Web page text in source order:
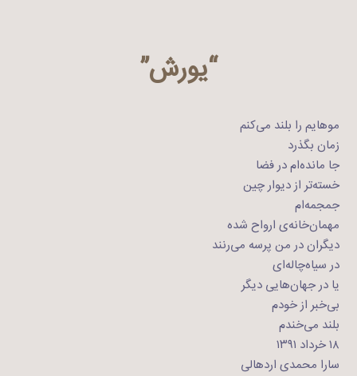
“یورش”
موهایم را بلند می‌کنم
زمان بگذرد
جا مانده‌ام در فضا
خسته‌تر از دیوار چین
جمجمه‌ام
مهمان‌خانه‌ی ارواح شده
دیگران در من پرسه می‌رنند
در سیاه‌چاله‌ای
یا در جهان‌هایی دیگر
بی‌خبر از خودم
بلند ‌می‌خندم
۱۸ خرداد ۱۳۹۱
سارا محمدی اردهالی